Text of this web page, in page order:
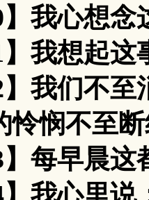
】我心想
想起这
们不至
怜悯不至
早晨这